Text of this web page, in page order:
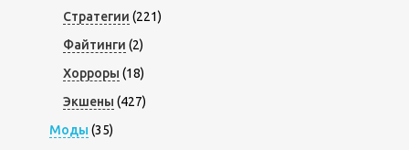
Стратегии (221)
Файтинги (2)
Хорроры (18)
Экшены (427)
Моды (35)